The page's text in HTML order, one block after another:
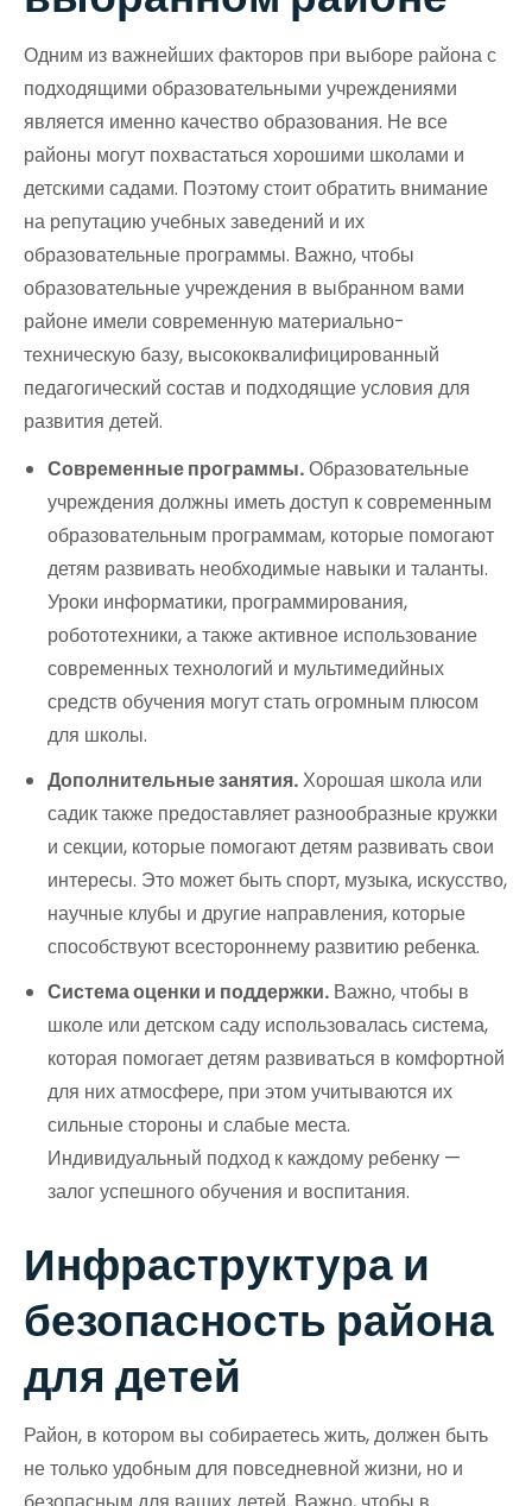
Одним из важнейших факторов при выборе района с
подходящими образовательными учреждениями
является именно качество образования. Не все
районы могут похвастаться хорошими школами и
детскими садами. Поэтому стоит обратить внимание
на репутацию учебных заведений и их
образовательные программы. Важно, чтобы
образовательные учреждения в выбранном вами
районе имели современную материально-
техническую базу, высококвалифицированный
педагогический состав и подходящие условия для
развития детей.
Современные программы.Образовательные
учреждения должны иметь доступ к современным
образовательным программам, которые помогают
детям развивать необходимые навыки и таланты.
Уроки информатики, программирования,
робототехники, а также активное использование
современных технологий и мультимедийных
средств обучения могут стать огромным плюсом
для школы.
Дополнительные занятия.Хорошая школа или
садик также предоставляет разнообразные кружки
и секции, которые помогают детям развивать свои
интересы. Это может быть спорт, музыка, искусство,
научные клубы и другие направления, которые
способствуют всестороннему развитию ребенка.
Система оценки и поддержки. Важно, чтобы в
школе или детском саду использовалась система,
которая помогает детям развиваться в комфортной
для них атмосфере, при этом учитываются их
сильные стороны и слабые места.
Индивидуальный подход к каждому ребенку —
залог успешного обучения и воспитания.
Инфраструктура и
безопасность района
для детей
Район, в котором вы собираетесь жить, должен быть
не только удобным для повседневной жизни, но и